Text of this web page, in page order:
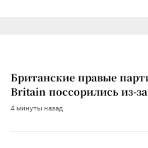
Британские правые
Britain поссорились из-
4 минуты назад